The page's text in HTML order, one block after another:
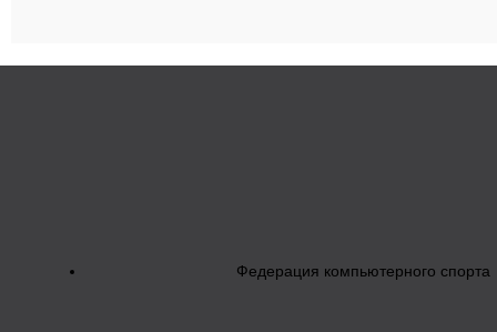
Федерация компьютерного спорта